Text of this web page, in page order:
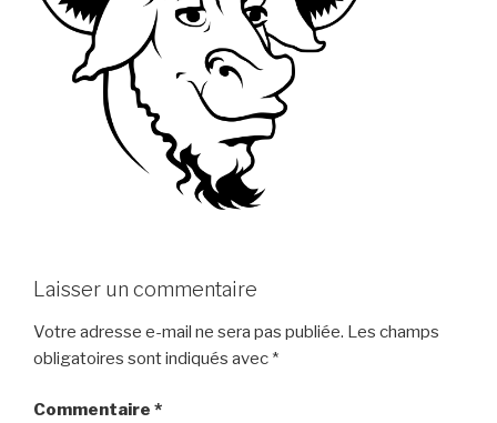
Laisser un commentaire
Votre adresse e-mail ne sera pas publiée. Les champs
obligatoires sont indiqués avec *
Commentaire *